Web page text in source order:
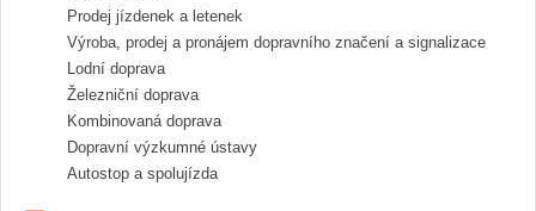
Prodej jízdenek a letenek
Výroba, prodej a pronájem dopravního značení a signalizace
Lodní doprava
Železniční doprava
Kombinovaná doprava
Dopravní výzkumné ústavy
Autostop a spolujízda